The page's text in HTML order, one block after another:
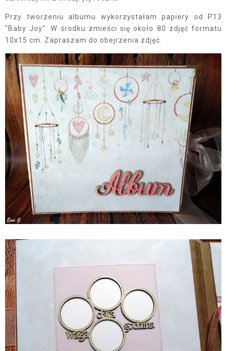
Przy tworzeniu albumu wykorzystałam papiery od P13
"Baby Joy". W środku zmieści się około 80 zdjęć formatu
10x15 cm. Zapraszam do obejrzenia zdjęć.